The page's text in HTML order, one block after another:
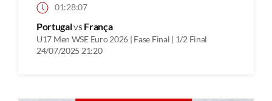
01:28:07
Portugalvs França
U17 Men WSE Euro 2026 | Fase Final | 1/2 Final
24/07/2025 21:20